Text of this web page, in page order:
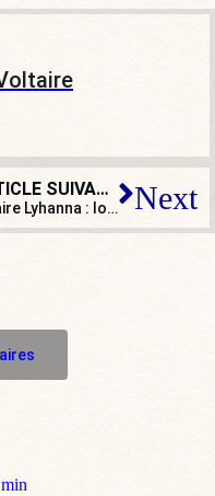
ARTICLE SUIVANT
Affaire Lyhanna : lorsque 100 % des effectifs de gendarmerie étaient engagés ailleurs Next